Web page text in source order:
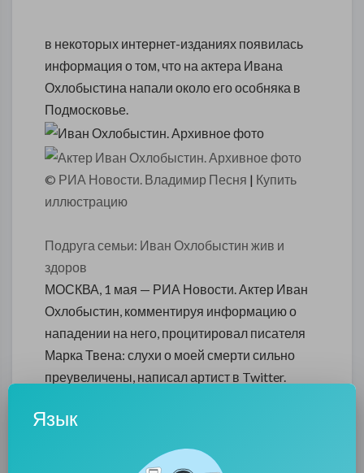
в некоторых интернет-изданиях появилась
информация о том, что на актера Ивана
Охлобыстина напали около его особняка в
Подмосковье.
© РИА Новости. Владимир Песня | Купить
иллюстрацию
Подруга семьи: Иван Охлобыстин жив и
здоров
МОСКВА, 1 мая — РИА Новости. Актер Иван
Охлобыстин, комментируя информацию о
нападении на него, процитировал писателя
Марка Твена: слухи о моей смерти сильно
преувеличены, написал артист в Twitter.
появилась информация о том, что на
особняка в Подмосковье.
Язык